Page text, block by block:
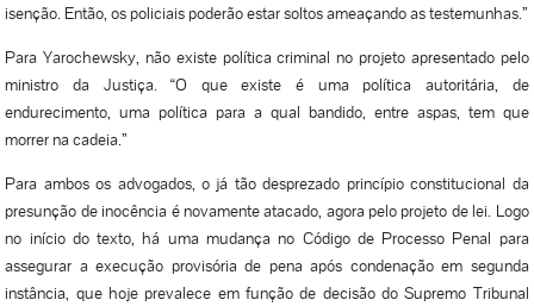
isenção. Então, os policiais poderão estar soltos ameaçando as testemunhas.”
Para Yarochewsky, não existe política criminal no projeto apresentado pelo
ministro da Justiça. “O que existe é uma política autoritária, de
endurecimento, uma política para a qual bandido, entre aspas, tem que
morrer na cadeia.”
Para ambos os advogados, o já tão desprezado princípio constitucional da
presunção de inocência é novamente atacado, agora pelo projeto de lei. Logo
no início do texto, há uma mudança no Código de Processo Penal para
assegurar a execução provisória de pena após condenação em segunda
instância, que hoje prevalece em função de decisão do Supremo Tribunal